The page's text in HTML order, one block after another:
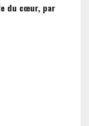
du cœur, par